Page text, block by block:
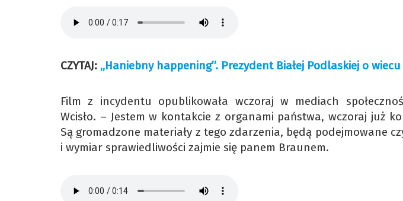
CZYTAJ: „Haniebny happening”. Prezydent Białej Podlaskiej o
Film z incydentu opublikowała wczoraj w mediach
Wcisło. – Jestem w kontakcie z organami państwa, wczoraj już
Są gromadzone materiały z tego zdarzenia, będą podejmowane
i wymiar sprawiedliwości zajmie się panem Braunem.